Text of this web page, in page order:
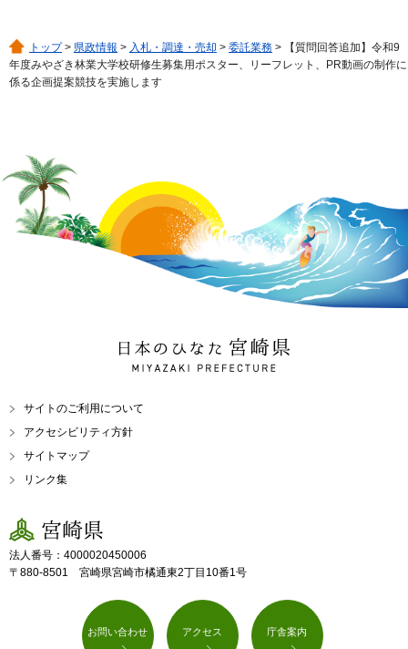
トップ> 県政情報 > 入札・調達・売却 > 委託業務 > 【質問回答追加】令和9
年度みやざき林業大学校研修生募集用ポスター、リーフレット、PR動画の制作に
係る企画提案競技を実施します
日本のひなた 宮崎県
MIYAZAKI PREFECTURE
サイトのご利用について
アクセシビリティ方針
サイトマップ
リンク集
宮崎県
法人番号：4000020450006
〒880-8501 宮崎県宮崎市橘通東2丁目10番1号
お問い合わせ アクセス 庁舎案内